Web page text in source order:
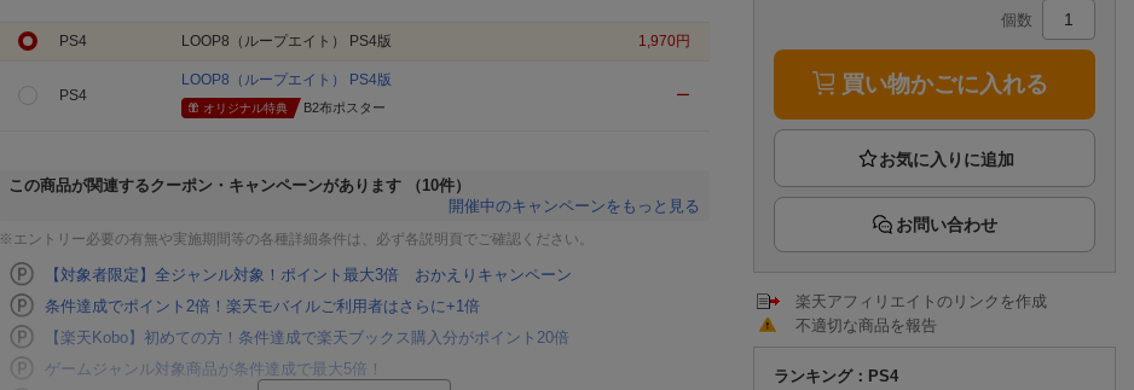
PS4 LOOP8（ループエイト） PS4版 1,970円
PS4
LOOP8（ループエイト） PS4版
オリジナル特典 B2布ポスター
ー
この商品が関連するクーポン・キャンペーンがあります
（10件）
開催中のキャンペーンをもっと見る
※エントリー必要の有無や実施期間等の各種詳細条件は、必ず各説明頁でご確認ください。
【対象者限定】全ジャンル対象！ポイント最大3倍 おかえりキャンペーン
条件達成でポイント2倍！楽天モバイルご利用者はさらに+1倍
【楽天Kobo】初めての方！条件達成で楽天ブックス購入分がポイント20倍
ゲームジャンル対象商品が条件達成で最大5倍！
個数
買い物かごに入れる
お問い合わせ
楽天アフィリエイトのリンクを作成
不適切な商品を報告
ランキング：PS4